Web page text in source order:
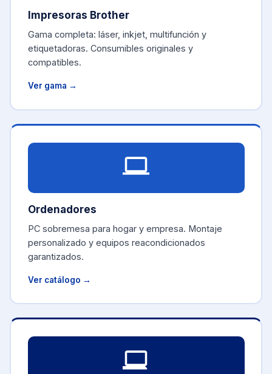
Impresoras Brother
Gama completa: láser, inkjet, multifunción y
etiquetadoras. Consumibles originales y
compatibles.
Ver gama →
Ordenadores
PC sobremesa para hogar y empresa. Montaje
personalizado y equipos reacondicionados
garantizados.
Ver catálogo →